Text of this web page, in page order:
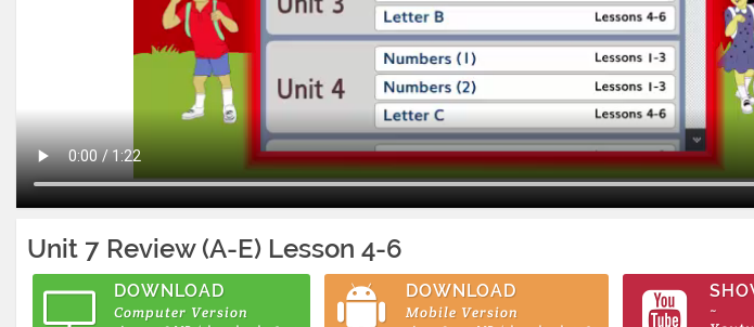
Unit 7 Review (A-E) Lesson 4-6
DOWNLOAD
Computer Version
DOWNLOAD
Mobile Version ~